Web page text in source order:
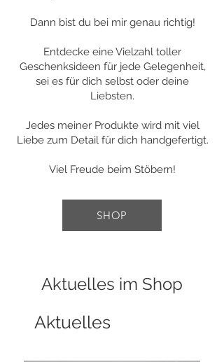
Dann bist du bei mir genau richtig!
Entdecke eine Vielzahl toller
Geschenksideen für jede Gelegenheit,
sei es für dich selbst oder deine
Liebsten.
Jedes meiner Produkte wird mit viel
Liebe zum Detail für dich handgefertigt.
Viel Freude beim Stöbern!
SHOP
Aktuelles im Shop
Aktuelles